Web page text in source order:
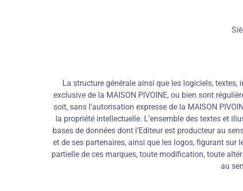
La structure générale ainsi que les logiciels,
exclusive de la MAISON PIVOINE, ou bien sont
soit, sans l’autorisation expresse de la MAISON
la propriété intellectuelle. L’ensemble des textes et
bases de données dont l’Editeur est producteur au
et de ses partenaires, ainsi que les logos, figurant
partielle de ces marques, toute modification, toute
au